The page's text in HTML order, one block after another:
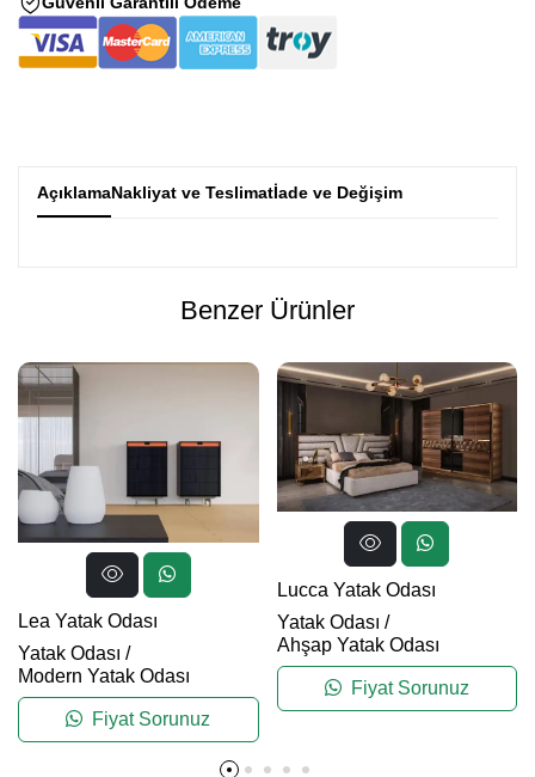
AçıklamaNakliyat ve Teslimatİade ve Değişim
Benzer Ürünler
Lea Yatak Odası
Yatak Odası /
Modern Yatak Odası
Fiyat Sorunuz
Lucca Yatak Odası
Yatak Odası /
Ahşap Yatak Odası
Fiyat Sorunuz